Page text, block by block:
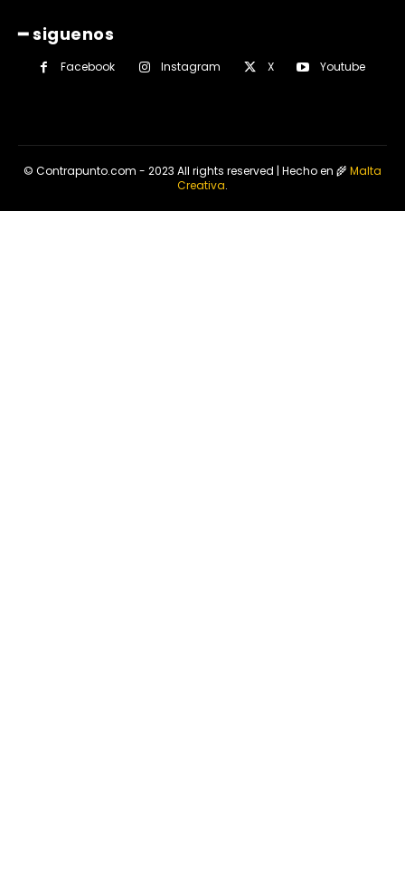
━ siguenos
Facebook Instagram X Youtube
© Contrapunto.com - 2023 All rights reserved | Hecho en 🌾Malta
Creativa.